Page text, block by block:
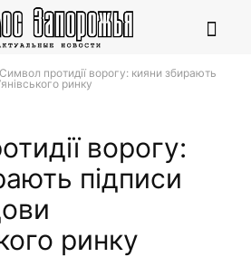
Символ протидії ворогу: кияни збирають
ринку
ворогу:
підписи
ринку